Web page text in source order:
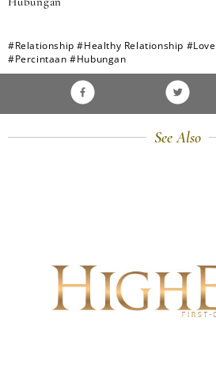
#Relationship #Healthy Relationship #Love
#Percintaan #Hubungan
See Also